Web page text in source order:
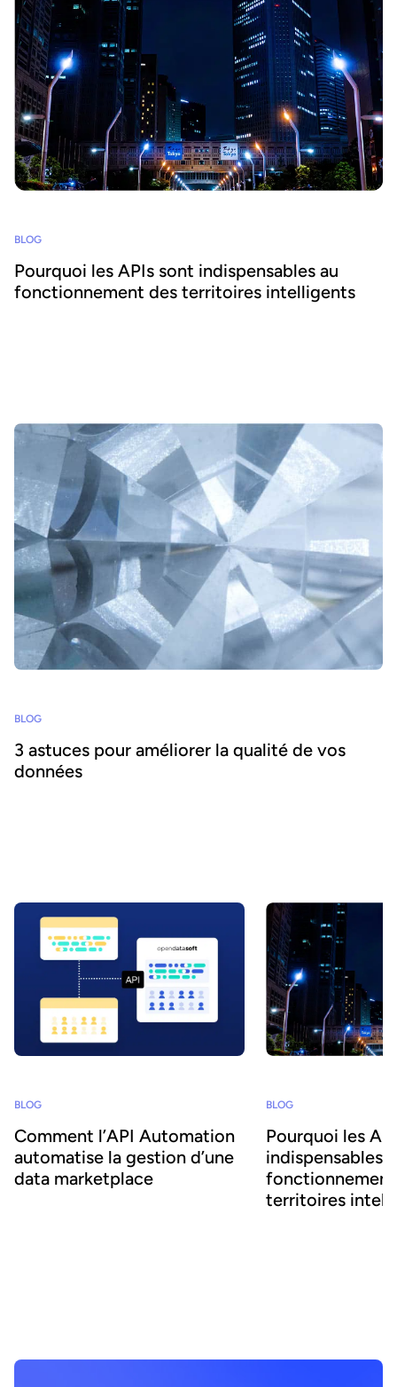
BLOG
Pourquoi les APIs sont indispensables au
fonctionnement des territoires intelligents
BLOG
3 astuces pour améliorer la qualité de vos
données
BLOG
Comment l’API Automation
automatise la gestion d’une
data marketplace
et au reste de l’organisation.
BLOG
Pourquoi les
indispensables
territoires